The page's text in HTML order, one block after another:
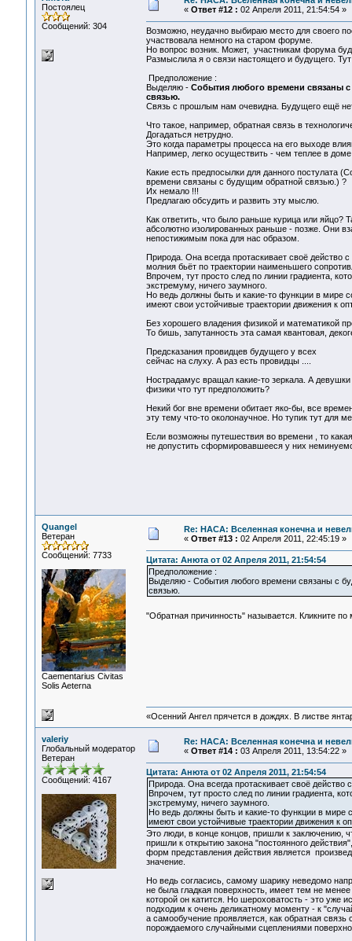
Постоялец
Сообщений: 304
« Ответ #12 : 02 Апреля 2011, 21:54:54 »
Возможно, неудачно выбираю место для своего
участвовала немного на старом форуме.
Но вопрос возник. Может, участникам форума
Размыслила я о связи настоящего и будущего.
Предположение :
Выделяю - События любого времени связаны
связью.
Связь с прошлым нам очевидна. Будущего ещё
Что такое, например, обратная связь в
Догадаться нетрудно.
Это когда параметры процесса на его выходе
Например, легко осуществить - чем теплее в
Какие есть предпосылки для данного постулата
времени связаны с будущим обратной связью.) ?
Их немало !!!
Предлагаю обсудить и развить эту мыслю.
Как ответить, что было раньше курица или яйцо?
абсолютно изолированных раньше - позже. Они
непостижимым пока для нас образом.
Природа. Она всегда протаскивает своё
молния бьёт по траектории наименьшего
Впрочем, тут просто след по линии градиента,
экстремуму, ничего заумного.
Но ведь должны быть и какие-то функции в мире
имеют свои устойчивые траектории движения к
Без хорошего владения физикой и математикой
То бишь, запутанность эта самая квантовая,
Предсказания провидцев будущего у всех
сейчас на слуху. А раз есть провидцы ....
Нострадамус вращал какие-то зеркала. А
физики что тут предположить?
Некий бог вне времени обитает яко-бы, все
эту тему что-то околонаучное. Но тупик тут для
Если возможны путешествия во времени , то
не допустить сформировавшееся у них
Quangel
Ветеран
Сообщений: 7733
Сaementarius Civitas
Solis Aeterna
Re: НАСА: Вселенная конечна и
« Ответ #13 : 02 Апреля 2011, 22:45:19 »
Цитата: Анюта от 02 Апреля 2011, 21:54:54
Предположение :
Выделяю - События любого времени связаны с
связью.
"Обратная причинность" называется. Кликните
«Осенний Ангел прячется в дождях. В листве
valeriy
Глобальный модератор
Ветеран
Сообщений: 4167
Re: НАСА: Вселенная конечна и
« Ответ #14 : 03 Апреля 2011, 13:54:22 »
Цитата: Анюта от 02 Апреля 2011, 21:54:54
Природа. Она всегда протаскивает своё
Впрочем, тут просто след по линии градиента,
экстремуму, ничего заумного.
Но ведь должны быть и какие-то функции в мире
имеют свои устойчивые траектории движения к
Это люди, в конце концов, пришли к заключению,
пришли к открытию закона "постоянного
форм представления действия является
значение.
Но ведь согласись, самому шарику неведомо
не была гладкая поверхность, имеет тем не
которой он катится. Но шероховатость - это уже
подходим к очень деликатному моменту - к
а самообучение проявляется, как обратная
порождаемого случайными сцеплениями